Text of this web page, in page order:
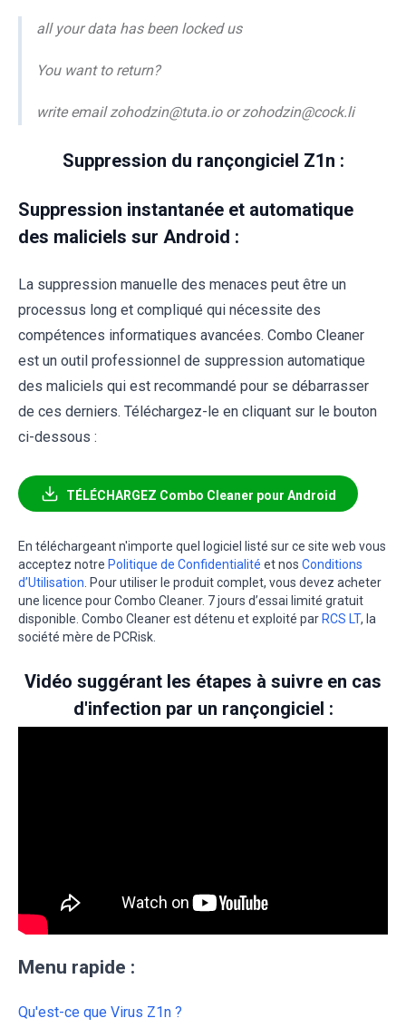
all your data has been locked us
You want to return?
write email zohodzin@tuta.io or zohodzin@cock.li
Suppression du rançongiciel Z1n :
Suppression instantanée et automatique
des maliciels sur Android :
La suppression manuelle des menaces peut être un
processus long et compliqué qui nécessite des
compétences informatiques avancées. Combo Cleaner
est un outil professionnel de suppression automatique
des maliciels qui est recommandé pour se débarrasser
de ces derniers. Téléchargez-le en cliquant sur le bouton
ci-dessous :
TÉLÉCHARGEZ Combo Cleaner pour Android
En téléchargeant n'importe quel logiciel listé sur ce site web vous
acceptez notre Politique de Confidentialité et nos Conditions
d’Utilisation . Pour utiliser le produit complet, vous devez acheter
une licence pour Combo Cleaner. 7 jours d’essai limité gratuit
disponible. Combo Cleaner est détenu et exploité par RCS LT, la
société mère de PCRisk.
Vidéo suggérant les étapes à suivre en cas
d'infection par un rançongiciel :
Menu rapide :
Qu'est-ce que Virus Z1n ?